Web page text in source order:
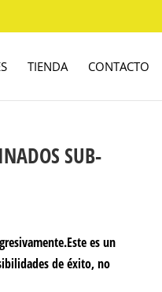
TIENDA CONTACTO
SUB-
es un
de éxito, no